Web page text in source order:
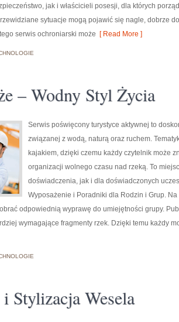
jak i właścicieli posesji, dla których
sytuacje mogą pojawić się nagle, dobrze
serwis ochroniarski może [ Read More ]
– Wodny Styl Życia
Serwis poświęcony turystyce aktywnej to
związanej z wodą, naturą oraz ruchem.
kajakiem, dzięki czemu każdy czytelnik może
organizacji wolnego czasu nad rzeką. To
doświadczenia, jak i dla doświadczonych
Wyposażenie i Poradniki dla Rodzin i Grup.
odpowiednią wyprawę do umiejętności grupy.
wymagające fragmenty rzek. Dzięki temu każdy
Stylizacja Wesela